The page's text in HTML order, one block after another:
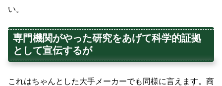
い。
専門機関がやった研究をあげて科学的証拠
として宣伝するが
これはちゃんとした大手メーカーでも同様に言えます。商